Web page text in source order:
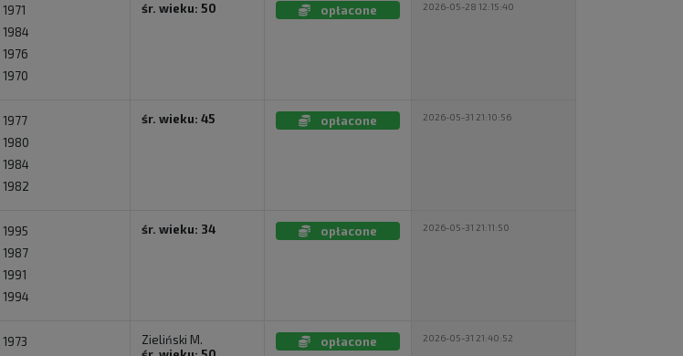
1971
1984
1976
1970
śr. wieku: 50 opłacone 2026-05-28 12:15:40
1977
1980
1984
1982
śr. wieku: 45 opłacone 2026-05-31 21:10:56
1995
1987
1991
1994
śr. wieku: 34 opłacone 2026-05-31 21:11:50
1973
Zieliński M.
opłacone 2026-05-31 21:40:52